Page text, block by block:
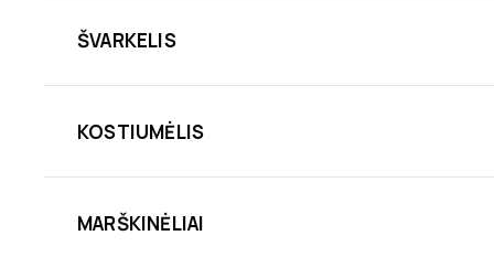
ŠVARKELIS
KOSTIUMĖLIS
MARŠKINĖLIAI